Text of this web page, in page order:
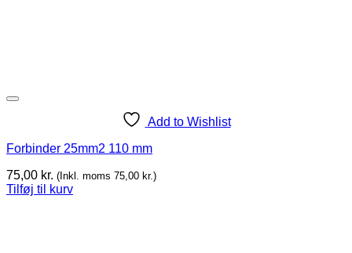
Add to Wishlist
Forbinder 25mm2 110 mm
75,00 kr. (Inkl. moms 75,00 kr.)
Tilføj til kurv